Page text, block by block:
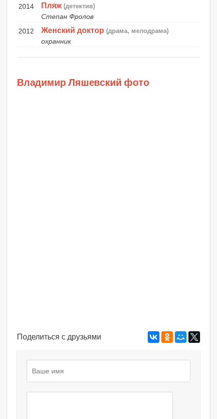
2014 Пляж (детектив)
Степан Фролов
2012
Женский доктор (драма, мелодрама)
охранник
Владимир Ляшевский фото
Поделиться с друзьями